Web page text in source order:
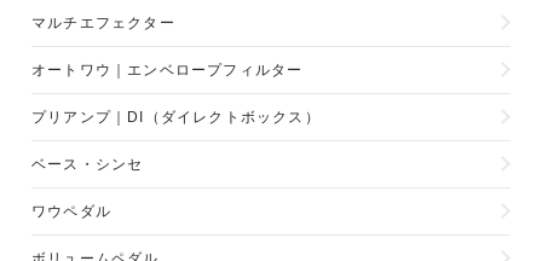
マルチエフェクター
オートワウ｜エンベロープフィルター
プリアンプ｜DI（ダイレクトボックス）
ベース・シンセ
ワウペダル